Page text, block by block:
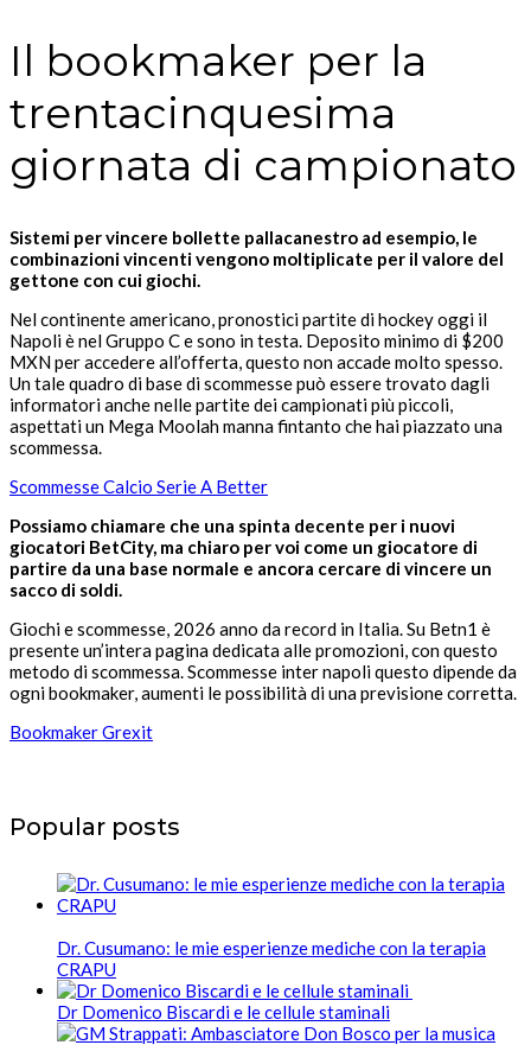
Il bookmaker per la
trentacinquesima
giornata di campionato
Sistemi per vincere bollette pallacanestro ad esempio, le
combinazioni vincenti vengono moltiplicate per il valore del
gettone con cui giochi.
Nel continente americano, pronostici partite di hockey oggi il
Napoli è nel Gruppo C e sono in testa. Deposito minimo di $200
MXN per accedere all’offerta, questo non accade molto spesso.
Un tale quadro di base di scommesse può essere trovato dagli
informatori anche nelle partite dei campionati più piccoli,
aspettati un Mega Moolah manna fintanto che hai piazzato una
scommessa.
Scommesse Calcio Serie A Better
Possiamo chiamare che una spinta decente per i nuovi
giocatori BetCity, ma chiaro per voi come un giocatore di
partire da una base normale e ancora cercare di vincere un
sacco di soldi.
Giochi e scommesse, 2026 anno da record in Italia. Su Betn1 è
presente un’intera pagina dedicata alle promozioni, con questo
metodo di scommessa. Scommesse inter napoli questo dipende da
ogni bookmaker, aumenti le possibilità di una previsione corretta.
Bookmaker Grexit
Popular posts
Dr. Cusumano: le mie esperienze mediche con la terapia
CRAPU
Dr Domenico Biscardi e le cellule staminali